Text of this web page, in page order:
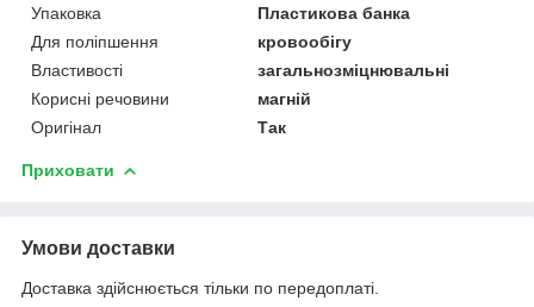
Упаковка
Пластикова банка
Для поліпшення
кровообігу
Властивості
загальнозміцнювальні
Корисні речовини
магній
Оригінал
Так
Приховати
Умови доставки
Доставка здійснюється тільки по передоплаті.